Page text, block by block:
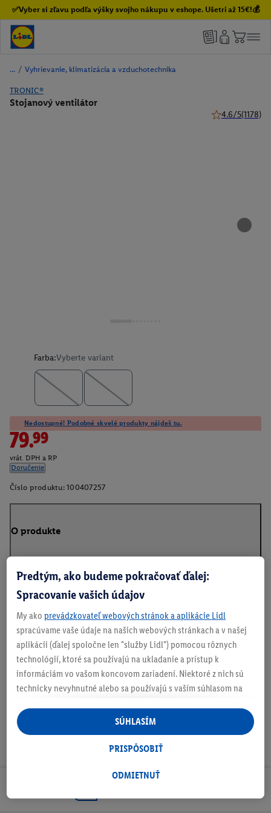
✅Vyber si zľavu podľa výšky svojho nákupu v eshope. Ušetri až 15€!💰
/ Vyhrievanie, klimatizácia a vzduchotechnika
TRONIC®
Stojanový ventilátor
4.6/5(1178)
Farba:Vyberte variant
Nedostupné! Podobné skvelé produkty nájdeš tu.
79.99
vrát. DPH a RP
Doručenie
Číslo produktu: 100407257
O produkte
Informácie o batériách podľa nariadenia EÚ o
Na stiahnutie
Predtým, ako budeme pokračovať ďalej:
Spracovanie vašich údajov
My ako prevádzkovateľ webových stránok a aplikácie Lidl
spracúvame vaše údaje na našich webových stránkach a v našej
aplikácii (ďalej spoločne len "služby Lidl") pomocou rôznych
technológií, ktoré sa používajú na ukladanie a prístup k
informáciám vo vašom koncovom zariadení. Niektoré z nich sú
technicky nevyhnutné alebo sa používajú s vaším súhlasom na
personalizovanú reklamu v rámci služieb Lidl aj mimo nich. Ak
ste účastníkom programu Lidl Plus, na tieto účely sa spracúvajú
aj údaje z vášho nákupného správania v obchode.
následne si vytvoríte účet Lidl Plus alebo sa prihlásite do svojho
tiež vytvoriť špeciálny online identifikátor z e-mailovej adresy,
ODMIETNUŤ
PRISPÔSOBIŤ
SÚHLASÍM